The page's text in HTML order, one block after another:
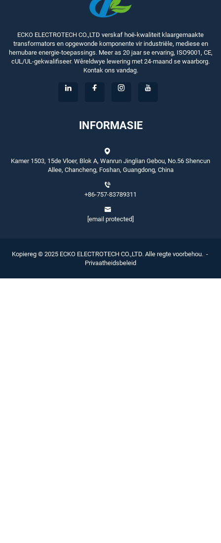
ECKO ELECTROTECH CO.,LTD verskaf hoë-kwaliteit klaargemaakte
transformators en opgewonde komponente vir industriële, mediese en
hernubare energie-toepassings. Meer as 20 jaar se ervaring, ISO9001, CE,
cUL/UL-gekwalifiseer. Wêreldwye lewering met 24-maand se waarborg.
Kontak ons vandag.
INFORMASIE
Kamer 1503, 15de Vloer, Blok A, Wanrun Jinglian Gebou, No.56 Shencun
Allee, Chancheng, Foshan, Guangdong, China
+86-757-83789311
[email protected]
Kopiereg © 2025 ECKO ELECTROTECH CO.,LTD. Alle regte voorbehou. -
Privaatheidsbeleid